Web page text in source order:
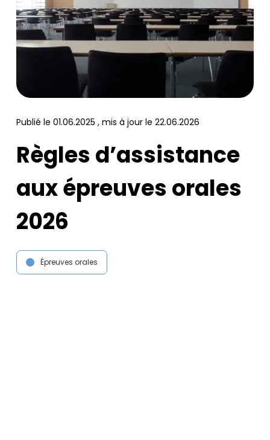
Publié le 01.06.2025 , mis à jour le 22.06.2026
Règles d’assistance
aux épreuves orales
2026
Épreuves orales